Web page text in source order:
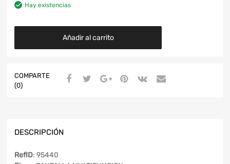
Hay existencias
Añadir al carrito
COMPARTE
(0)
DESCRIPCIÓN
RefID: 95440